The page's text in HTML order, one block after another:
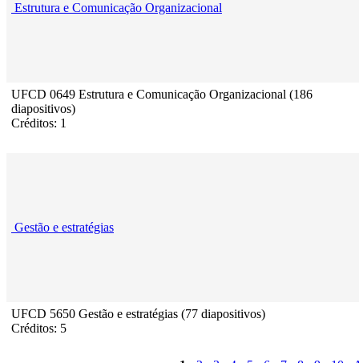
Estrutura e Comunicação Organizacional
UFCD 0649 Estrutura e Comunicação Organizacional (186
diapositivos)
Créditos: 1
Gestão e estratégias
UFCD 5650 Gestão e estratégias (77 diapositivos)
Créditos: 5